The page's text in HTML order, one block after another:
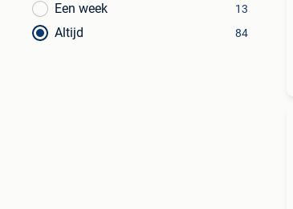
Een week 13
Altijd 84